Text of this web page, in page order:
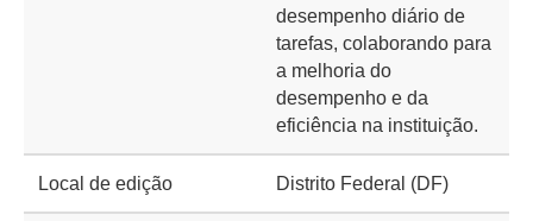
desempenho diário de
tarefas, colaborando para
a melhoria do
desempenho e da
eficiência na instituição.
Local de edição Distrito Federal (DF)